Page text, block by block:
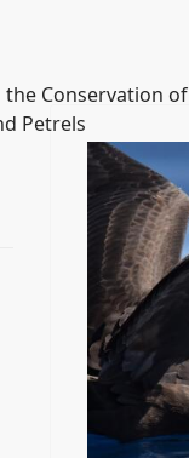
Conservation of
Petrels